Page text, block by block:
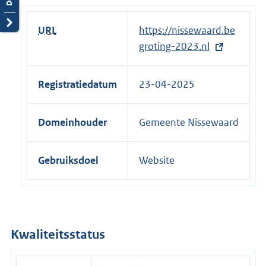
URL
E
x
t
e
e
l
i
k
https://nissewaard.be
groting-2023.nl
Registratiedatum 23-04-2025
Domeinhouder Gemeente Nissewaard
Gebruiksdoel Website
Kwaliteitsstatus